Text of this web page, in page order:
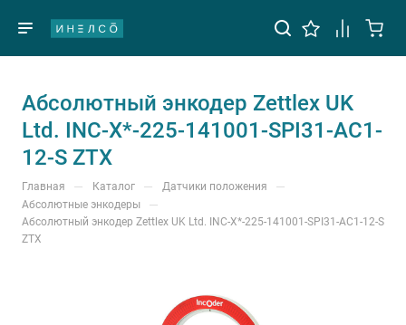
Абсолютный энкодер Zettlex UK
Ltd. INC-X*-225-141001-SPI31-AC1-
12-S ZTX
Главная — Каталог — Датчики положения —
Абсолютные энкодеры —
Абсолютный энкодер Zettlex UK Ltd. INC-X*-225-141001-SPI31-AC1-12-S
ZTX